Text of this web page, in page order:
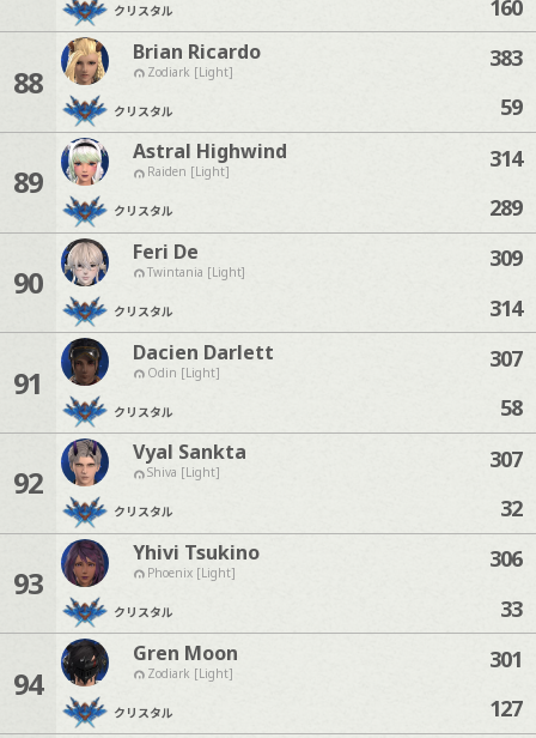
クリスタル
160
88
Brian Ricardo
Zodiark [Light]
クリスタル
383
59
89
Astral Highwind
Raiden [Light]
クリスタル
314
289
90
Feri De
Twintania [Light]
クリスタル
309
314
91
Dacien Darlett
Odin [Light]
クリスタル
307
58
92
Vyal Sankta
Shiva [Light]
クリスタル
307
32
93
Yhivi Tsukino
Phoenix [Light]
クリスタル
306
33
94
Gren Moon
Zodiark [Light]
クリスタル
301
127